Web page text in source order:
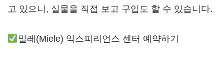
고 있으니, 실물을 직접 보고 구입도 할 수 있습니다.
밀레(Miele) 익스피리언스 센터 예약하기